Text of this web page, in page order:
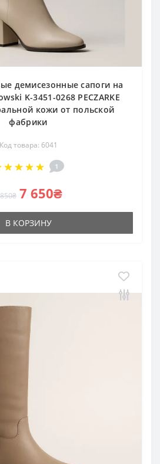
демисезонные сапоги на
K-3451-0268 PECZARKE
кожи от польской
фабрики
Код товара: 6041
1
7 650₴
В КОРЗИНУ